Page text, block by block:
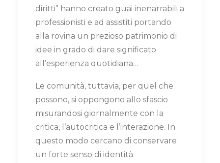
diritti” hanno creato guai inenarrabili a
professionisti e ad assistiti portando
alla rovina un prezioso patrimonio di
idee in grado di dare significato
all’esperienza quotidiana…
Le comunità, tuttavia, per quel che
possono, si oppongono allo sfascio
misurandosi giornalmente con la
critica, l’autocritica e l’interazione. In
questo modo cercano di conservare
un forte senso di identità